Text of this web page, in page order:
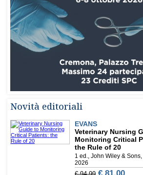
Novità editoriali